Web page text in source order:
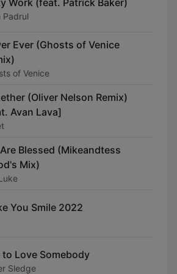
Padrul
Ever (Ghosts of Venice
of Venice
(Oliver Nelson Remix)
Avan Lava]
Blessed (Mikeandtess
Mix)
You Smile 2022
to Love Somebody
Sledge